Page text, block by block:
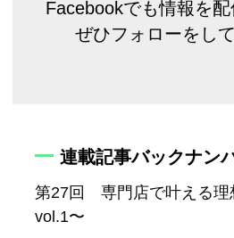
Facebookでも情報を配
ぜひフォローをし
連載記事バックナン
第27回 専門店で叶える理
vol.1〜